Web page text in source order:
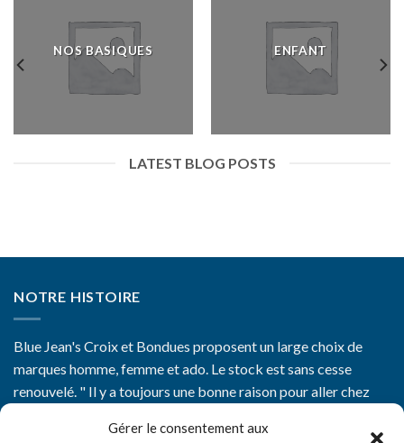
Gérer le consentement aux
NOS BASIQUES ENFANT
LATEST BLOG POSTS
NOTRE HISTOIRE
Blue Jean's Croix et Bondues proposent un large choix de
marques homme, femme et ado. Le stock est sans cesse
renouvelé. " Il y a toujours une bonne raison pour aller chez